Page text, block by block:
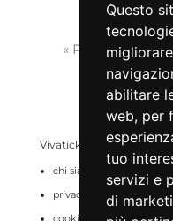
Questo
abilitare
web, per
tuo
servizi e
di
« Pag.
Vivaticket
chi siamo
privacy
cookie